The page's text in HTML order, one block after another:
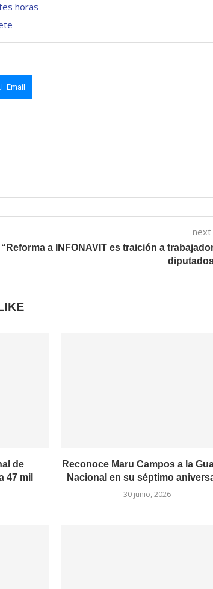
horas
Email
“Reforma a INFONAVIT es traición a
diputados
de
47 mil
Reconoce Maru Campos a la
Nacional en su séptimo
30 junio, 2026